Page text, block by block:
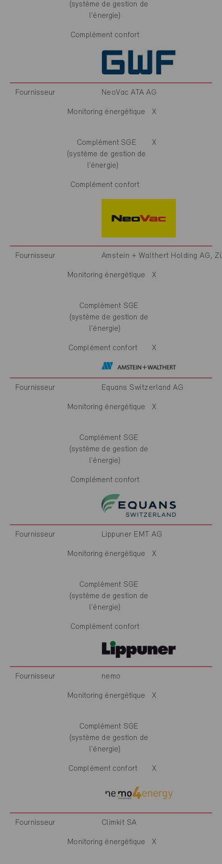
(système de gestion de
l'énergie)
Complément confort
Fournisseur NeoVac ATA AG
Monitoring énergétique X
Complément SGE
(système de gestion de
l'énergie)
X
Complément confort
Fournisseur Amstein + Walthert Holding AG,
Monitoring énergétique X
Complément SGE
(système de gestion de
l'énergie)
Complément confort X
Fournisseur Equans Switzerland AG
Monitoring énergétique X
Complément SGE
(système de gestion de
l'énergie)
Complément confort
Fournisseur Lippuner EMT AG
Monitoring énergétique X
Complément SGE
(système de gestion de
l'énergie)
Complément confort
Fournisseur nemo
Monitoring énergétique X
Complément SGE
(système de gestion de
l'énergie)
Complément confort X
Fournisseur Climkit SA
Monitoring énergétique X